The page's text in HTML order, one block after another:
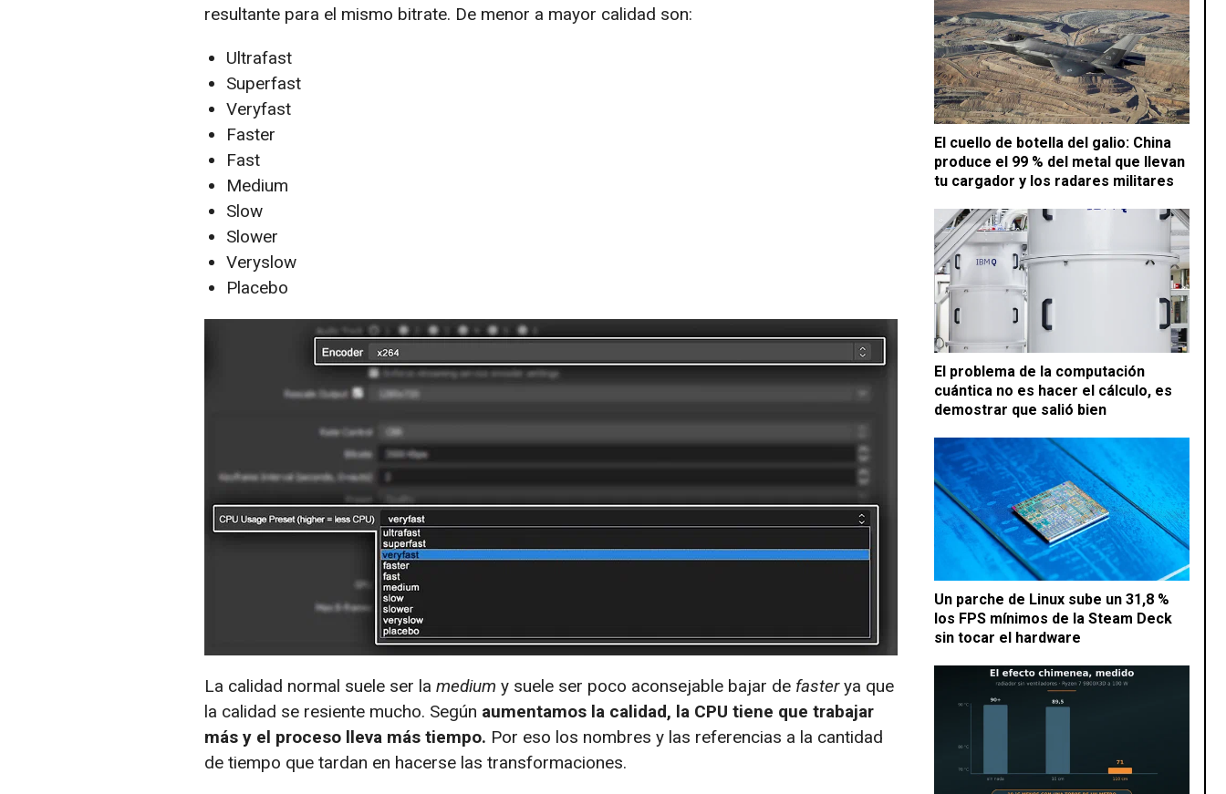
El cuello de botella del galio: China
produce el 99 % del metal que llevan
tu cargador y los radares militares
El problema de la computación
cuántica no es hacer el cálculo, es
demostrar que salió bien
Un parche de Linux sube un 31,8 %
los FPS mínimos de la Steam Deck
sin tocar el hardware
resultante para el mismo bitrate. De menor a mayor calidad son:
Ultrafast
Superfast
Veryfast
Faster
Fast
Medium
Slow
Slower
Veryslow
Placebo
La calidad normal suele ser la medium y suele ser poco aconsejable bajar de fasterya que
la calidad se resiente mucho. Según aumentamos la calidad, la CPU tiene que trabajar
más y el proceso lleva más tiempo. Por eso los nombres y las referencias a la cantidad
de tiempo que tardan en hacerse las transformaciones.